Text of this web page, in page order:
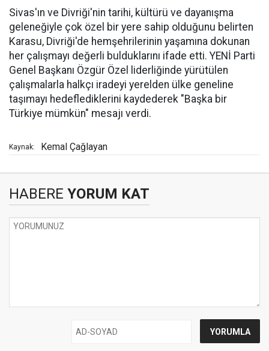
Sivas'ın ve Divriği'nin tarihi, kültürü ve dayanışma
geleneğiyle çok özel bir yere sahip olduğunu belirten
Karasu, Divriği'de hemşehrilerinin yaşamına dokunan
her çalışmayı değerli bulduklarını ifade etti. YENİ Parti
Genel Başkanı Özgür Özel liderliğinde yürütülen
çalışmalarla halkçı iradeyi yerelden ülke geneline
taşımayı hedeflediklerini kaydederek "Başka bir
Türkiye mümkün" mesajı verdi.
Kaynak: Kemal Çağlayan
HABERE YORUM KAT